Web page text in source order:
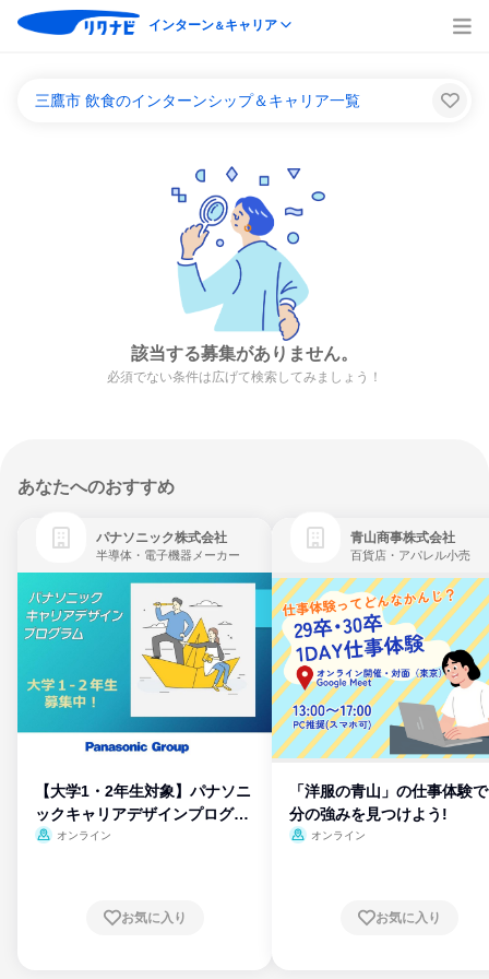
インターン＆キャリア
三鷹市 飲食のインターンシップ＆キャリア一覧
該当する募集がありません。
必須でない条件は広げて検索してみましょう！
あなたへのおすすめ
パナソニック株式会社
半導体・電子機器メーカー
【大学1・2年生対象】パナソニ
ックキャリアデザインプログラ
ム
オンライン
お気に入り
青山商事株式会社
百貨店・アパレル小売
「洋服の青山」の仕事体験
分の強みを見つけよう!
オンライン
お気に入り